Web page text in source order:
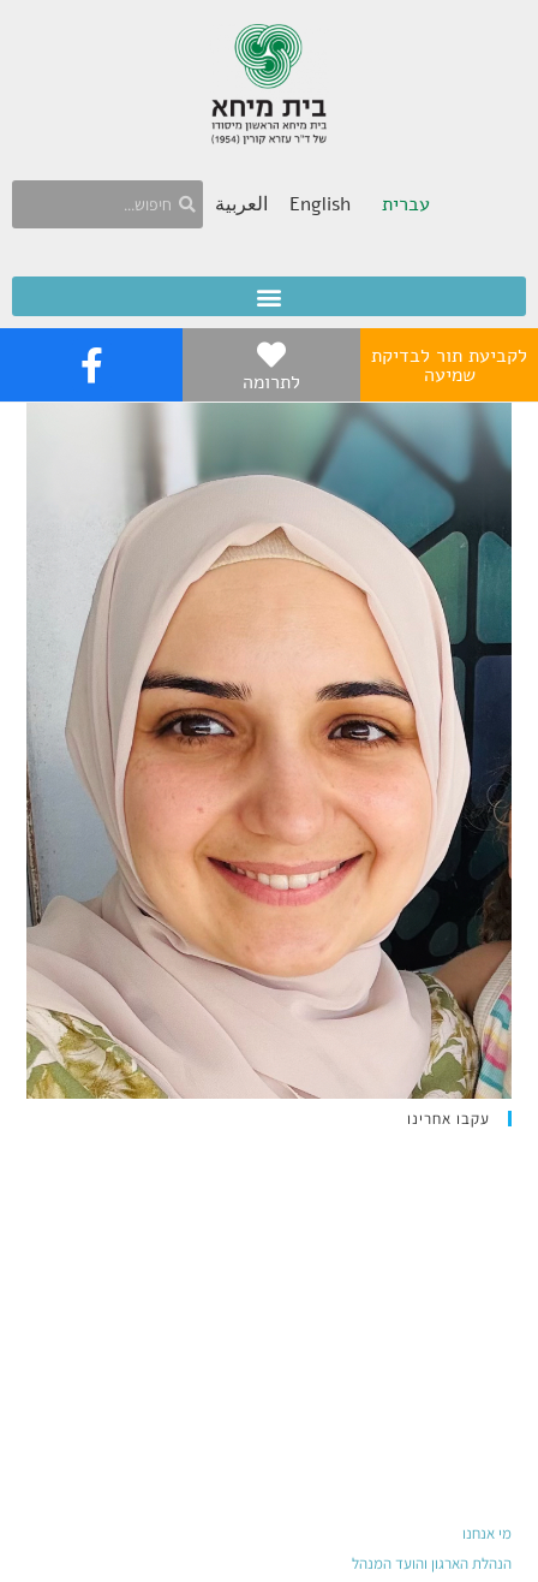
עברית English العربية
לקביעת תור לבדיקת
שמיעה לתרומה
עקבו אחרינו
מי אנחנו
הנהלת הארגון והועד המנהל